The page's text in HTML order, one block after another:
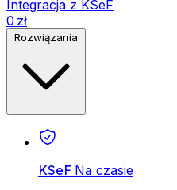
Integracja z KSeF
0 zł
KSeF Na czasie